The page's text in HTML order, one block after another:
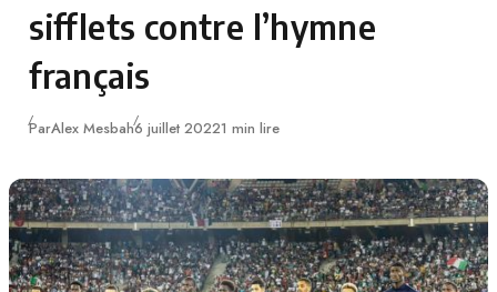
sifflets contre l’hymne
français
ParAlex MesbahPublié
6 juillet 20221 min lire